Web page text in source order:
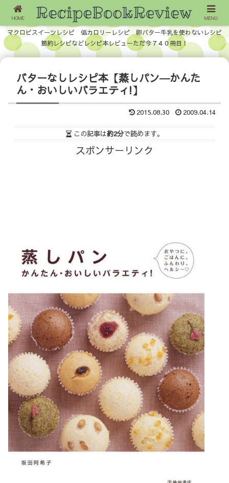
マクロビスイーツレシピ 低カロリーレシピ 卵バター牛乳を使わないレシピ
節約レシピなどレシピ本レビューただ今７４０冊目！
バターなしレシピ本【蒸しパン―かんた
ん・おいしいバラエティ!】
2015.08.30 2009.04.14
この記事は約2分で読めます。
スポンサーリンク
HOME MENU